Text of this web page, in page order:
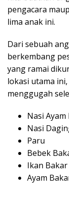
pengacara
lima anak ini.
Dari sebuah
berkembang
yang ramai
lokasi utama
menggugah
Nasi
Nasi
Paru
Bebek
Ikan Bakar
Ayam